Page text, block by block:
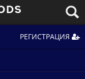
РЕГИСТРАЦИЯ